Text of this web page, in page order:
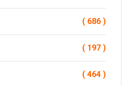
( 686 )
( 197 )
( 464 )